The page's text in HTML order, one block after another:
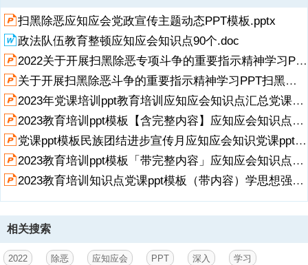
1、深入学习关于开展扫黑除恶专项斗争的重要指示精神,目
录,CONTENTS,01,02,03,04,关于办理恶势力刑事案件等4个意见,“恶势
力”具体认定标准,扫黑除恶应知应会,“扫黑，务尽，勿以“恶小”而不除,第
一部分,关于办理恶势力刑事案件等4个意见,关于办理恶势力刑事案件等
4个意见,明确法律政策界限依法严惩黑恶势力,4月9日，全国扫黑办首次
新闻发布会召开，向社会公开发布最高人民法院、最高人民检察院、公
安部、司法部联合印发的,关于办理恶势力刑事案件若干问题的意见,关
于办理黑恶势力刑事案件中财产处置若干问题的意见,关于办理“套路
贷”刑事案件若干问题的意见,关于办理实施“软暴力”的刑事案件若干问
题的
2、意见,“在具体司法实践中， - -线办案人员反映，在恶势力和软暴力
违法犯罪认定，依法打击套路贷 、处置黑恶势力犯罪涉案财产等方面还
亟待进一步明确、 细化。”中央政法委秘书长、全国扫黑办主任陈一新
表示。,明确法律政策界限依法严惩黑恶势力,“据统计，到今年3月底，
全国起诉涉黑涉恶犯罪案件1 4226件79018人，依法审判涉黑涉恶案件
成为当前专项斗争极为重要的工作，特别是一些新情况、新问题出现，
对准确适用法律法规，依法严惩黑恶势力违法犯罪提出了更高要
求。”陈一新介绍。,最高法副院长、全国扫黑办副主任姜伟介绍，该意
展开阅读全文
扫黑除恶应知应会党政宣传主题动态PPT模板.pptx
政法队伍教育整顿应知应会知识点90个.doc
2022关于开展扫黑除恶专项斗争的重要指示精神学习PPT扫黑除恶应知应会PPT课件店日欧诺个.pptx
关于开展扫黑除恶斗争的重要指示精神学习PPT扫黑除恶应知应会PPT课件【含内容】.pptx
2023年党课培训ppt教育培训应知应会知识点汇总党课ppt模板「带完整内容」教育培训知识问答党员学习教育专题课件.pptx
2023教育培训ppt模板【含完整内容】应知应会知识点汇总ppt课件知识问答党员学习教育专题课件.pptx
党课ppt模板民族团结进步宣传月应知应会知识党课ppt模板「带完整内容」中华民族一家亲 同心共筑中国梦.pptx
2023教育培训ppt模板「带完整内容」应知应会知识点汇总ppt模板党课.pptx
2023教育培训知识点党课ppt模板（带内容）学思想强党性重实践建新功知识应知应会课件模板下载.pptx
相关搜索
2022 除恶 应知应会 PPT 深入 学习